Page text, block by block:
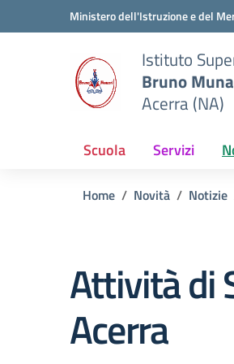
Vai ai contenuti
Vai al menu di navigazioneMinistero dell'Istruzione e del
Istituto
Bruno
Acerra (NA)
Scuola Servizi
Home Novità Notizie
Attività di
Acerra